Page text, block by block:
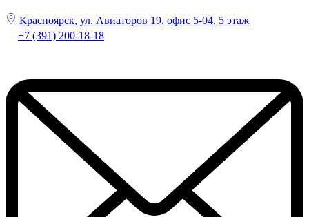
Красноярск, ул. Авиаторов 19, офис 5-04, 5 этаж
+7 (391) 200-18-18